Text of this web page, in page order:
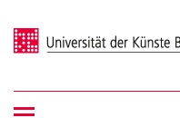
Universität der Künste Berlin